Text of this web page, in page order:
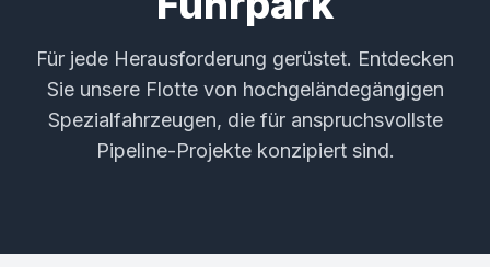
Für jede Herausforderung gerüstet. Entdecken
Sie unsere Flotte von hochgeländegängigen
Spezialfahrzeugen, die für anspruchsvollste
Pipeline-Projekte konzipiert sind.